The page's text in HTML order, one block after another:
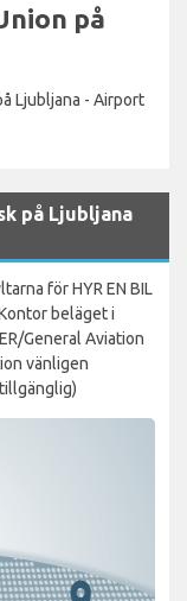
på
Ljubljana - Airport
på Ljubljana
för HYR EN BIL
beläget i
General Aviation
vänligen